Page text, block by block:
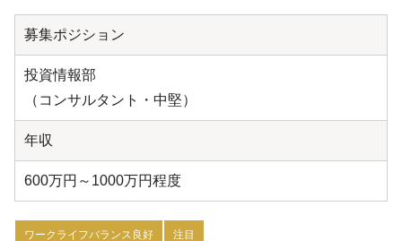
募集ポジション
投資情報部
（コンサルタント・中堅）
年収
600万円～1000万円程度
ワークライフバランス良好 注目